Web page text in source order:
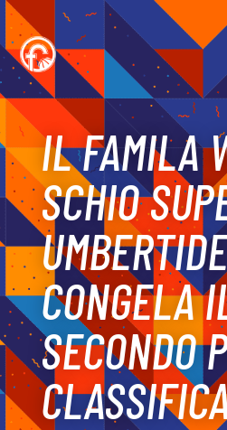
IL FAMILA
SCHIO
CONGELA
SECONDO